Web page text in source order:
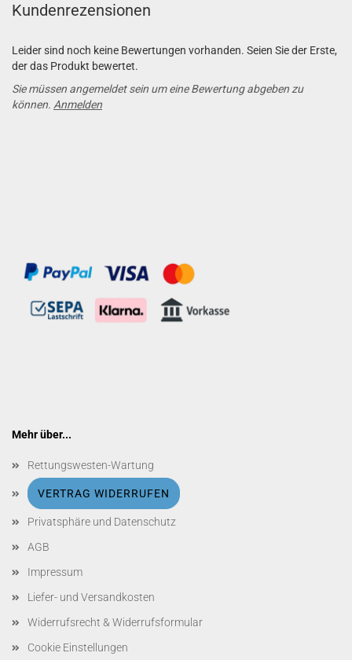
Kundenrezensionen
Leider sind noch keine Bewertungen vorhanden. Seien Sie der Erste,
der das Produkt bewertet.
Sie müssen angemeldet sein um eine Bewertung abgeben zu
können. Anmelden
Mehr über...
Rettungswesten-Wartung
VERTRAG WIDERRUFEN
Privatsphäre und Datenschutz
AGB
Impressum
Liefer- und Versandkosten
Widerrufsrecht & Widerrufsformular
Cookie Einstellungen